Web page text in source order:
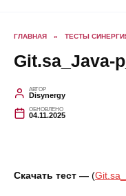
ГЛАВНАЯ » ТЕСТЫ
АВТОР
Disynergy
ОБНОВЛЕНО
04.11.2025
Скачать тест — (